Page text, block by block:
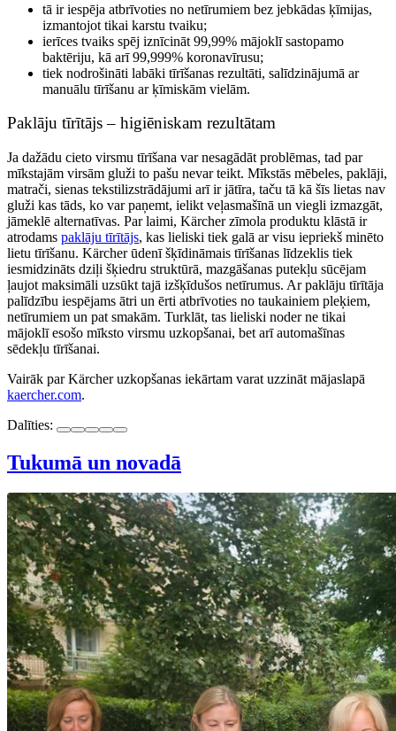
tā ir iespēja atbrīvoties no netīrumiem bez jebkādas ķīmijas,
izmantojot tikai karstu tvaiku;
ierīces tvaiks spēj iznīcināt 99,99% mājoklī sastopamo
baktēriju, kā arī 99,999% koronavīrusu;
tiek nodrošināti labāki tīrīšanas rezultāti, salīdzinājumā ar
manuālu tīrīšanu ar ķīmiskām vielām.
Paklāju tīrītājs – higiēniskam rezultātam
Ja dažādu cieto virsmu tīrīšana var nesagādāt problēmas, tad par
mīkstajām virsām gluži to pašu nevar teikt. Mīkstās mēbeles, paklāji,
matrači, sienas tekstilizstrādājumi arī ir jātīra, taču tā kā šīs lietas nav
gluži kas tāds, ko var paņemt, ielikt veļasmašīnā un viegli izmazgāt,
jāmeklē alternatīvas. Par laimi, Kärcher zīmola produktu klāstā ir
atrodams paklāju tīrītājs, kas lieliski tiek galā ar visu iepriekš minēto
lietu tīrīšanu. Kärcher ūdenī šķīdināmais tīrīšanas līdzeklis tiek
iesmidzināts dziļi šķiedru struktūrā, mazgāšanas putekļu sūcējam
ļaujot maksimāli uzsūkt tajā izšķīdušos netīrumus. Ar paklāju tīrītāja
palīdzību iespējams ātri un ērti atbrīvoties no taukainiem pleķiem,
netīrumiem un pat smakām. Turklāt, tas lieliski noder ne tikai
mājoklī esošo mīksto virsmu uzkopšanai, bet arī automašīnas
sēdekļu tīrīšanai.
Vairāk par Kärcher uzkopšanas iekārtam varat uzzināt mājaslapā
kaercher.com.
Dalīties:
Tukumā un novadā